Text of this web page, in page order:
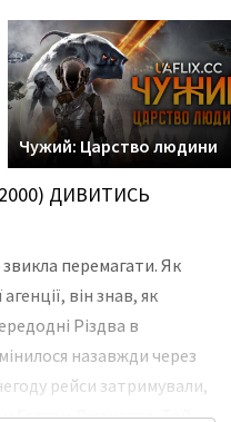
Чужий: Царство людини
ДИВИТИСЬ
перемагати. Як
він знав, як
Різдва в
назавжди через
рейси затримували,
Грегом Джанелло. Той